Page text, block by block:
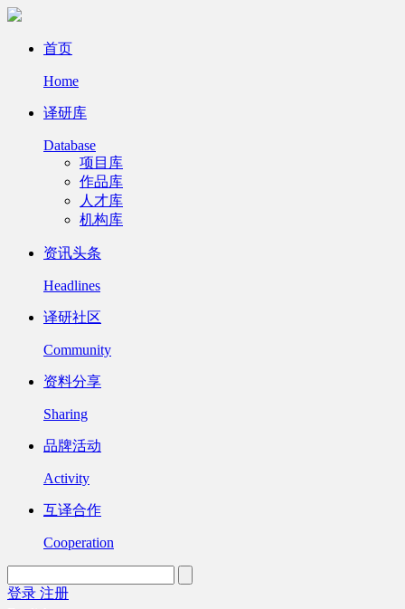
首页
Home
译研库
Database
项目库
作品库
人才库
机构库
资讯头条
Headlines
译研社区
Community
资料分享
Sharing
品牌活动
Activity
互译合作
Cooperation
登录 注册